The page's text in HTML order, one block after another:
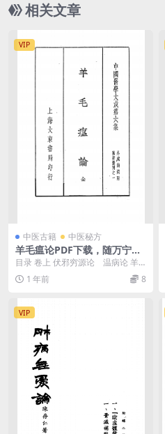
相关文章
VIP
中医古籍 中医秘方
羊毛瘟论PDF下载，随万宁原
著，中国医学大成
目录 卷上 伏邪穷源论 温病论 羊
毛论 辨惑论 老少男女贫富不同治
... 1 年前 8
VIP